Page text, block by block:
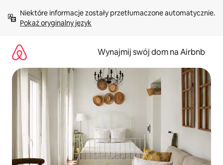
treści Pokaż oryginalny język
Wynajmij swój dom na Airbnb